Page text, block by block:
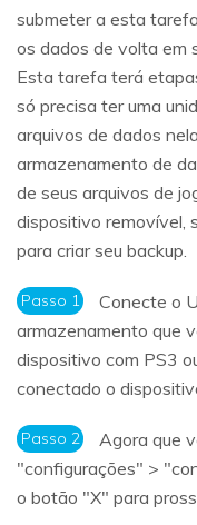
submeter a esta
os dados de volta em
Esta tarefa terá
só precisa ter uma
arquivos de dados
armazenamento de
de seus arquivos de
dispositivo removível,
para criar seu backup.
Passo 1
Conecte o
armazenamento que
dispositivo com PS3
conectado o
Passo 2
Agora que
"configurações" >
o botão "X" para